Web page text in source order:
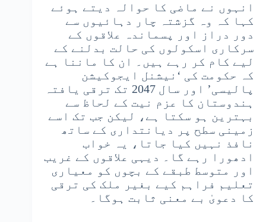
انہوں نے ماضی کا حوالہ دیتے ہوئے
کہا کہ وہ گزشتہ چار دہائیوں سے
دور دراز اور پسماندہ علاقوں کے
سرکاری اسکولوں کی حالت بدلنے کے
لیے کام کر رہے ہیں۔ ان کا ماننا ہے
کہ حکومت کی ‘نیشنل ایجوکیشن
پالیسی’ اور سال 2047 تک ترقی یافتہ
ہندوستان کا عزم نیت کے لحاظ سے
بہترین ہو سکتا ہے، لیکن جب تک اسے
زمینی سطح پر دیانتداری کے ساتھ
نافذ نہیں کیا جاتا، یہ خواب
ادھورا رہے گا۔ دیہی علاقوں کے غریب
اور متوسط طبقے کے بچوں کو معیاری
تعلیم فراہم کیے بغیر ملک کی ترقی
کا دعویٰ بے معنی ثابت ہوگا۔